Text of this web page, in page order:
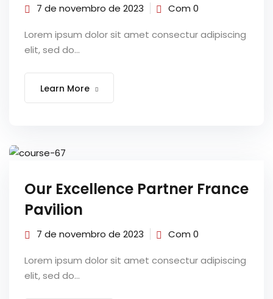
7 de novembro de 2023 Com 0
Lorem ipsum dolor sit amet consectur adipiscing
elit, sed do...
Learn More
Our Excellence Partner France
Pavilion
7 de novembro de 2023 Com 0
Lorem ipsum dolor sit amet consectur adipiscing
elit, sed do...